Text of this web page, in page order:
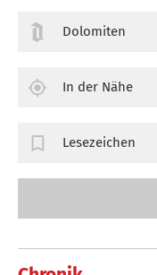
Dolomiten
In der Nähe
Lesezeichen